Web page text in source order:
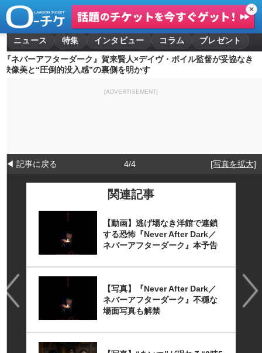
✕
ニュース 特集 インタビュー コラム
プレゼント
『ネバーアフターダーク』賀来賢人×デイヴ・ボイル監督が妥協なき
映像美と“圧倒的没入感”の裏側を明かす
[ADVERTISEMENT]
◀ 記事に戻る 4/4 [写真を拡大]
関連記事
【動画】逃げ場なき洋館で連鎖
する恐怖『Never After Dark／
ネバーアフターダーク』本予告
【写真】『Never After Dark／
ネバーアフターダーク』不穏な
場面写真も解禁